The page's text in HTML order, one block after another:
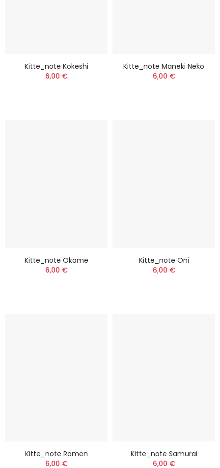
Kitte_note Kokeshi
6,00 €
Kitte_note Maneki Neko
6,00 €
Kitte_note Okame
6,00 €
Kitte_note Oni
6,00 €
Kitte_note Ramen
6,00 €
Kitte_note Samurai
6,00 €